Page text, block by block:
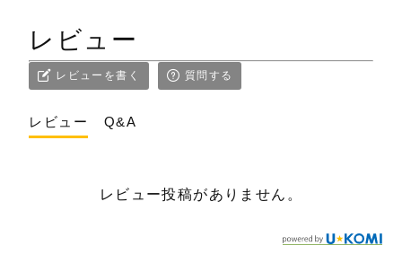
レビュー
レビューを書く 質問する
レビュー Q&A
レビュー投稿がありません。